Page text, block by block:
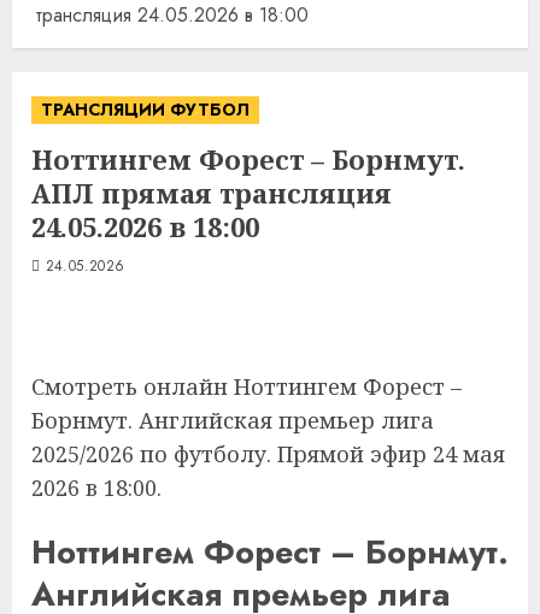
трансляция 24.05.2026 в 18:00
ТРАНСЛЯЦИИ ФУТБОЛ
Ноттингем Форест – Борнмут.
АПЛ прямая трансляция
24.05.2026 в 18:00
24.05.2026
Смотреть онлайн Ноттингем Форест –
Борнмут. Английская премьер лига
2025/2026 по футболу. Прямой эфир 24 мая
2026 в 18:00.
Ноттингем Форест – Борнмут.
Английская премьер лига